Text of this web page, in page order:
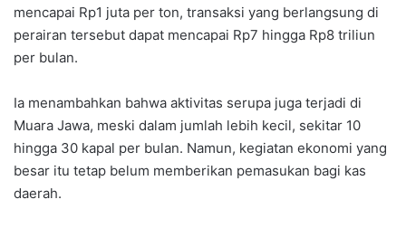
mencapai Rp1 juta per ton, transaksi yang berlangsung di
perairan tersebut dapat mencapai Rp7 hingga Rp8 triliun
per bulan.
Ia menambahkan bahwa aktivitas serupa juga terjadi di
Muara Jawa, meski dalam jumlah lebih kecil, sekitar 10
hingga 30 kapal per bulan. Namun, kegiatan ekonomi yang
besar itu tetap belum memberikan pemasukan bagi kas
daerah.